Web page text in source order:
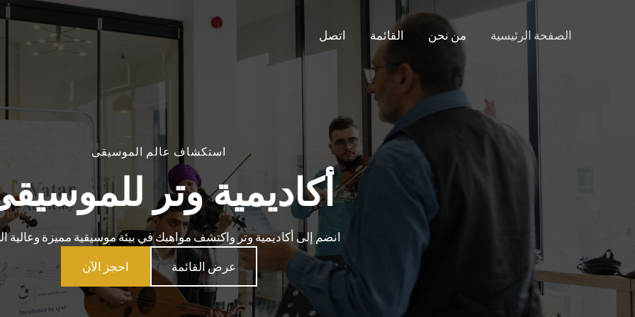
اتصل القائمة من نحن الصفحة الرئيسية
استكشاف عالم الموسيقى
أكاديمية وتر
انضم إلى أكاديمية وتر واكتشف مواهبك في بيئة موسيقية مميزة وعالية
احجز الآن
عرض القائمة